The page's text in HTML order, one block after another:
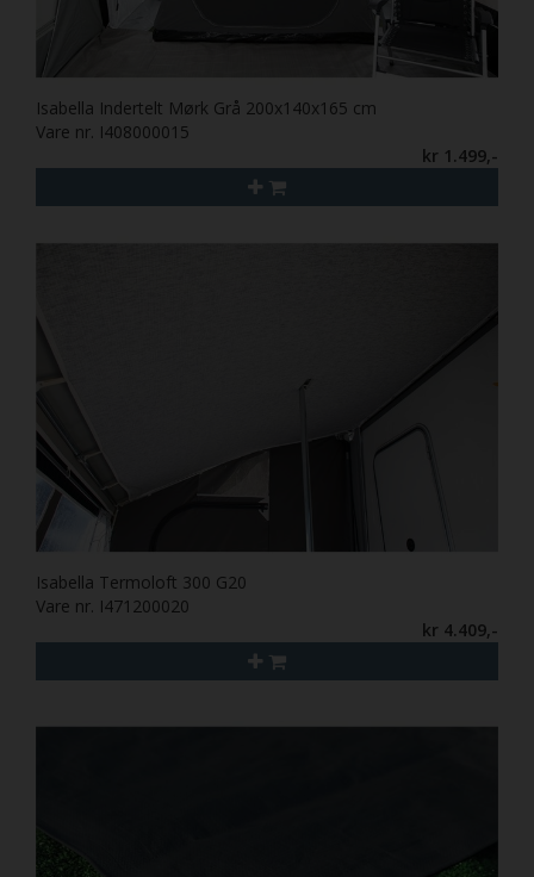
Isabella Indertelt Mørk Grå 200x140x165 cm
Vare nr. I408000015
kr 1.499,-
Isabella Termoloft 300 G20
Vare nr. I471200020
kr 4.409,-